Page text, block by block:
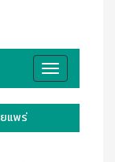
Toggle
navigation
แพร่